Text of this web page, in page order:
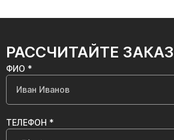
РАССЧИТАЙТЕ ЗАКАЗ
ФИО *
ТЕЛЕФОН *